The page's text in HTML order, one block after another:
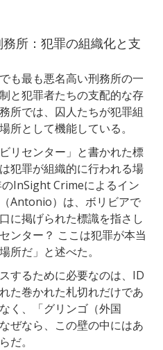
所：犯罪の組織化と支
も最も悪名高い刑務所の一
と犯罪者たちの支配的な存
所では、囚人たちが犯罪組
所として機能している。
リセンター」と書かれた標
犯罪が組織的に行われる場
InSight Crimeによるイン
Antonio）は、ボリビアで
に掲げられた標識を指さし
ンター？ ここは犯罪が本当
所だ」と述べた。
するために必要なのは、ID
た巻かれた札切れだけであ
く、「グリンゴ（外国
ぜなら、この壁の中にはあ
だ。